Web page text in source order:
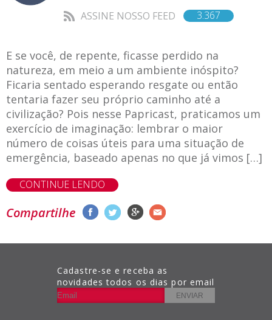
ASSINE NOSSO FEED 3.367
E se você, de repente, ficasse perdido na
natureza, em meio a um ambiente inóspito?
Ficaria sentado esperando resgate ou então
tentaria fazer seu próprio caminho até a
civilização? Pois nesse Papricast, praticamos um
exercício de imaginação: lembrar o maior
número de coisas úteis para uma situação de
emergência, baseado apenas no que já vimos […]
CONTINUE LENDO
Compartilhe
Cadastre-se e receba as
novidades todos os dias por email